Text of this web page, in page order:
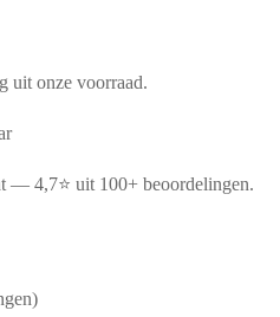
uit onze voorraad.
— 4,7⭐ uit 100+ beoordelingen.